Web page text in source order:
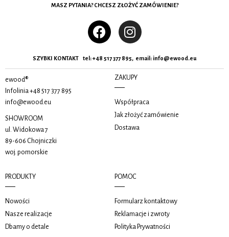
MASZ PYTANIA? CHCESZ ZŁOŻYĆ ZAMÓWIENIE?
SZYBKI KONTAKT tel:+48 517 377 895, email: info@ewood.eu
ewood®
Infolinia +48 517 377 895
info@ewood.eu
SHOWROOM
ul. Widokowa 7
89-606 Chojniczki
woj. pomorskie
ZAKUPY
Współpraca
Jak złożyć zamówienie
Dostawa
PRODUKTY
Nowości
Nasze realizacje
Dbamy o detale
POMOC
Formularz kontaktowy
Reklamacje i zwroty
Polityka Prywatności